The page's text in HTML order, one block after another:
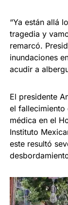
“Ya están allá
tragedia y
remarcó.
inundaciones
acudir a
El presidente
el fallecimiento
médica en el
Instituto
este resultó